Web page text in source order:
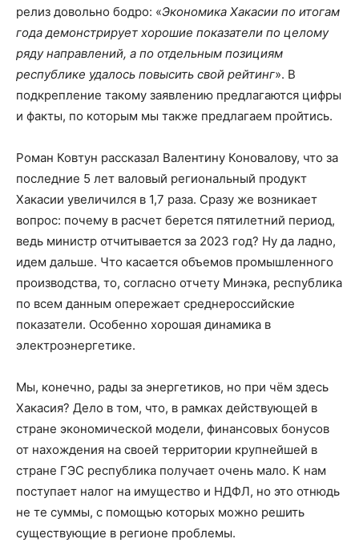
релиз довольно бодро: «Экономика Хакасии по итогам
года демонстрирует хорошие показатели по целому
ряду направлений, а по отдельным позициям
республике удалось повысить свой рейтинг». В
подкрепление такому заявлению предлагаются цифры
и факты, по которым мы также предлагаем пройтись.
Роман Ковтун рассказал Валентину Коновалову, что за
последние 5 лет валовый региональный продукт
Хакасии увеличился в 1,7 раза. Сразу же возникает
вопрос: почему в расчет берется пятилетний период,
ведь министр отчитывается за 2023 год? Ну да ладно,
идем дальше. Что касается объемов промышленного
производства, то, согласно отчету Минэка, республика
по всем данным опережает среднероссийские
показатели. Особенно хорошая динамика в
электроэнергетике.
Мы, конечно, рады за энергетиков, но при чём здесь
Хакасия? Дело в том, что, в рамках действующей в
стране экономической модели, финансовых бонусов
от нахождения на своей территории крупнейшей в
стране ГЭС республика получает очень мало. К нам
поступает налог на имущество и НДФЛ, но это отнюдь
не те суммы, с помощью которых можно решить
существующие в регионе проблемы.